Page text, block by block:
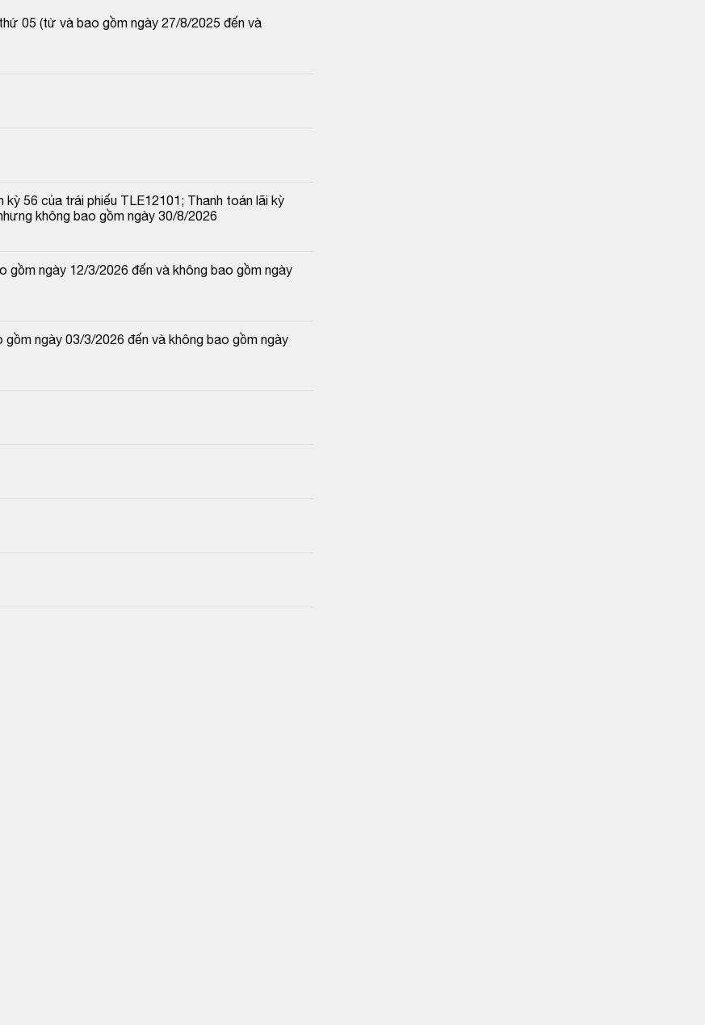
05 (từ và bao gồm ngày 27/8/2025 đến và
56 của trái phiếu TLE12101; Thanh toán lãi kỳ
không bao gồm ngày 30/8/2026
gồm ngày 12/3/2026 đến và không bao gồm ngày
ngày 03/3/2026 đến và không bao gồm ngày